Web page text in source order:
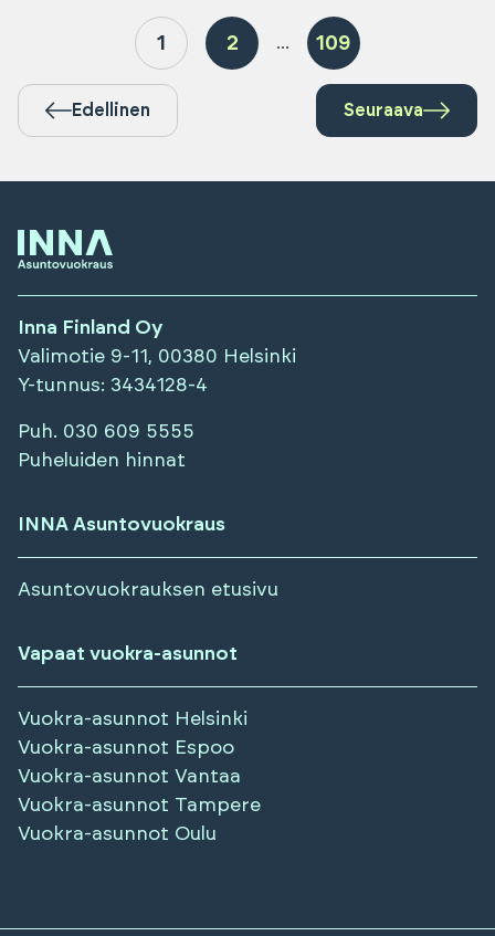
Edellinen
1 2 ... 109
Seuraava
Inna Finland Oy
Valimotie 9-11, 00380 Helsinki
Y-tunnus: 3434128-4
Puh. 030 609 5555
Puheluiden hinnat
INNA Asuntovuokraus
Asuntovuokrauksen etusivu
Vapaat vuokra-asunnot
Vuokra-asunnot Helsinki
Vuokra-asunnot Espoo
Vuokra-asunnot Vantaa
Vuokra-asunnot Tampere
Vuokra-asunnot Oulu